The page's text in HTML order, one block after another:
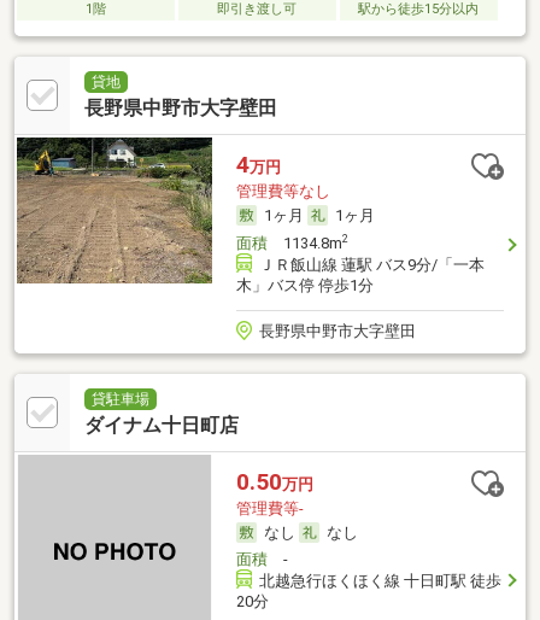
1階 即引き渡し可 駅から徒歩15分以内
貸地
長野県中野市大字壁田
4万円
管理費等なし
1ヶ月
1ヶ月
面積1134.8m2
ＪＲ飯山線 蓮駅 バス9分/「一本
木」バス停 停歩1分
長野県中野市大字壁田
貸駐車場
ダイナム十日町店
0.50万円
管理費等-
なし
なし
面積-
北越急行ほくほく線 十日町駅 徒歩
20分